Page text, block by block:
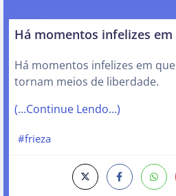
Há momentos infelizes
Há momentos infelizes em
tornam meios de liberdade.
(…Continue Lendo…)
#frieza